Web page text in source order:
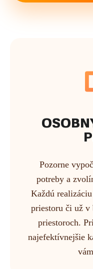
Pozorne
potreby a
Každú
priestoru či už v
priestoroch.
najefektívnejšie